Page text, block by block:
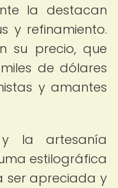
la destacan
y refinamiento.
su precio, que
de dólares
y amantes
y la artesanía
estilográfica
ser apreciada y